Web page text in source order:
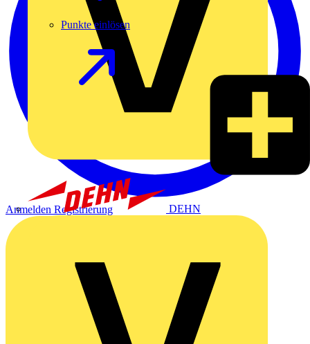
DEHN
Punkte einlösen
Anmelden Registrierung